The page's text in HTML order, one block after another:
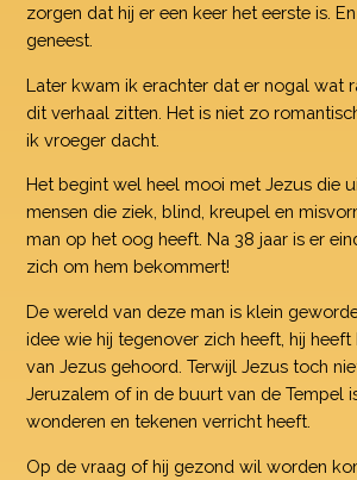
zorgen dat hij er een keer het eerste is.
geneest.
Later kwam ik erachter dat er nogal wat
dit verhaal zitten. Het is niet zo
ik vroeger dacht.
Het begint wel heel mooi met Jezus die
mensen die ziek, blind, kreupel en
man op het oog heeft. Na 38 jaar is er
zich om hem bekommert!
De wereld van deze man is klein
idee wie hij tegenover zich heeft, hij
van Jezus gehoord. Terwijl Jezus toch
Jeruzalem of in de buurt van de Tempel
wonderen en tekenen verricht heeft.
Op de vraag of hij gezond wil worden